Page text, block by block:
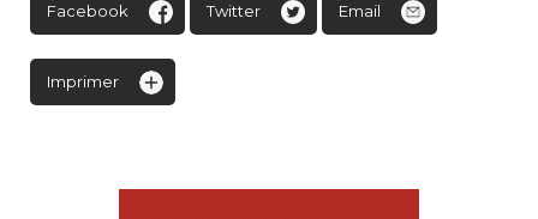
Facebook Twitter Email
Imprimer